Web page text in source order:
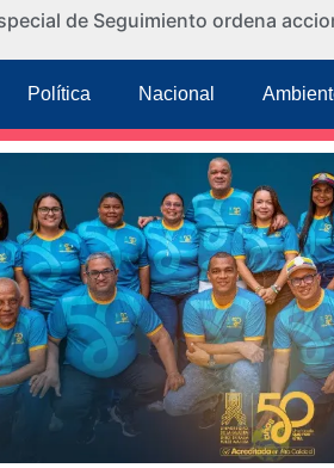
de Seguimiento ordena
Política Nacional